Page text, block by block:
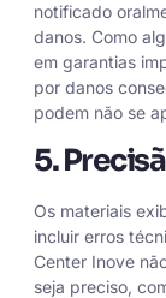
notificado
danos. Como
em garantias
por danos
podem não se
5.
Os materiais
incluir erros
Center Inove
seja preciso,